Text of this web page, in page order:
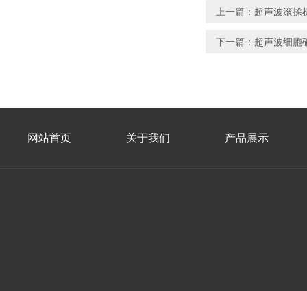
上一篇： 超声波滚揉
下一篇： 超声波细胞
网站首页 关于我们 产品展示